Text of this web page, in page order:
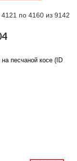
мир
по 4160 из 9142
песчаной косе (ID